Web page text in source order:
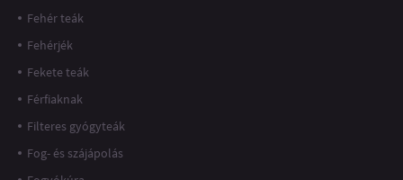
Fehér teák
Fehérjék
Fekete teák
Férfiaknak
Filteres gyógyteák
Fog- és szájápolás